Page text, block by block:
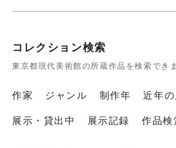
コレクション検索
東京都現代美術館の所蔵作品を検索でき
作家 ジャンル 制作年
近年
展示・貸出中
展示記録 作品検